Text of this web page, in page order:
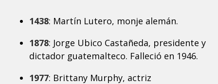
1438: Martín Lutero, monje alemán.
1878: Jorge Ubico Castañeda, presidente y
dictador guatemalteco. Falleció en 1946.
1977: Brittany Murphy, actriz